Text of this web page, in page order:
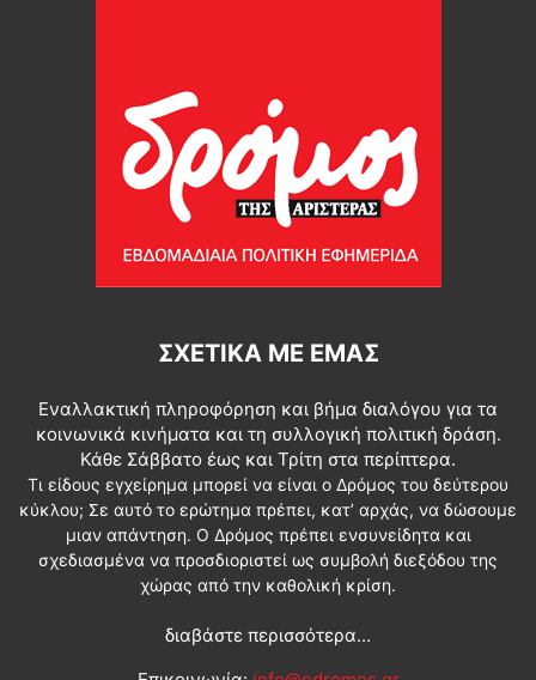
ΣΧΕΤΙΚΆ ΜΕ ΕΜΆΣ
Εναλλακτική πληροφόρηση και βήμα διαλόγου για τα
κοινωνικά κινήματα και τη συλλογική πολιτική δράση.
Κάθε Σάββατο έως και Τρίτη στα περίπτερα.
Τι είδους εγχείρημα μπορεί να είναι ο Δρόμος του δεύτερου
κύκλου; Σε αυτό το ερώτημα πρέπει, κατ’ αρχάς, να δώσουμε
μιαν απάντηση. Ο Δρόμος πρέπει ενσυνείδητα και
σχεδιασμένα να προσδιοριστεί ως συμβολή διεξόδου της
χώρας από την καθολική κρίση.
διαβάστε περισσότερα...